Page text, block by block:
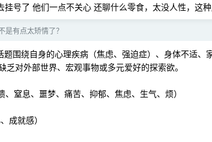
挂号了 他们一点不关心 还聊什么零食，太没人性，这
是有点太矫情了？
题围绕自身的心理疾病（焦虑、强迫症）、身体不适、
对外部世界、宏观事物或多元爱好的探索欲。
窒息、噩梦、痛苦、抑郁、焦虑、生气、烦）
成就感）